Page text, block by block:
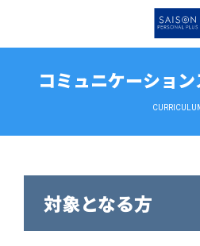
コミュニケーショ
対象となる方